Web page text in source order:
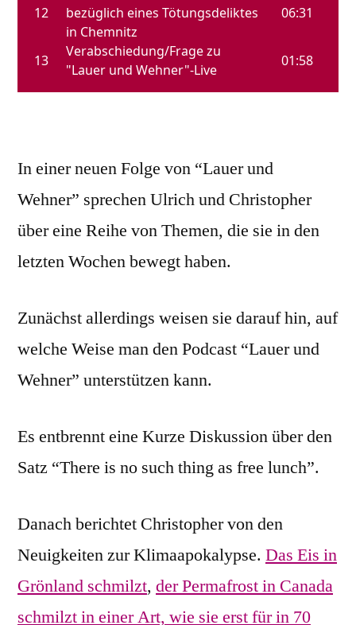
In einer neuen Folge von “Lauer und
Wehner” sprechen Ulrich und Christopher
über eine Reihe von Themen, die sie in den
letzten Wochen bewegt haben.
Zunächst allerdings weisen sie darauf hin, auf
welche Weise man den Podcast “Lauer und
Wehner” unterstützen kann.
Es entbrennt eine Kurze Diskussion über den
Satz “There is no such thing as free lunch”.
Danach berichtet Christopher von den
Neuigkeiten zur Klimaapokalypse. Das Eis in
Grönland schmilzt, der Permafrost in Canada
schmilzt in einer Art, wie sie erst für in 70